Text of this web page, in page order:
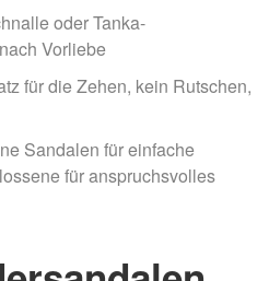
oder Tanka-
Vorliebe
für die Zehen, kein Rutschen,
Sandalen für einfache
für anspruchsvolles